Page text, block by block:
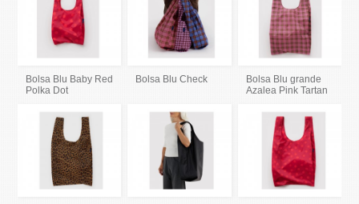
Bolsa Blu Baby Red
Polka Dot
Bolsa Blu Check
Bolsa Blu grande
Azalea Pink Tartan